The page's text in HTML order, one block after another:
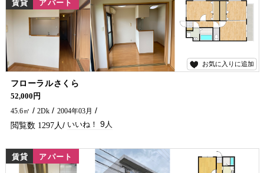
お気に入りに追加
賃貸 アパート
フローラルさくら
1LDKとしても使えますよ～！ 延岡市のアパート・マンションについてのお問い合わせは五ケ瀬不動産まで(^^♪
52,000円
45.6㎡
2Dk 2004年03月
1297 9
賃貸 アパート